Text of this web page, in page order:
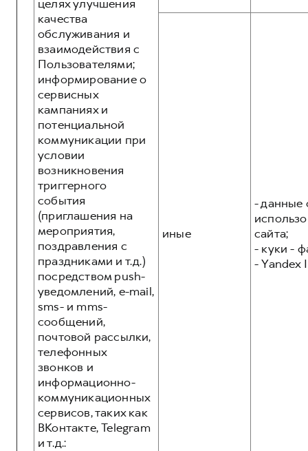
целях улучшения
качества
обслуживания и
взаимодействия с
Пользователями;
информирование о
сервисных
кампаниях и
потенциальной
коммуникации при
условии
возникновения
триггерного
события
(приглашения на
мероприятия,
поздравления с
праздниками и т.д.)
посредством push-
уведомлений, e-mail,
sms- и mms-
сообщений,
почтовой рассылки,
телефонных
звонков и
информационно-
коммуникационных
сервисов, таких как
ВКонтакте, Telegram
и т.д.:
иные
- данные
сайта;
- куки -
- Yandex